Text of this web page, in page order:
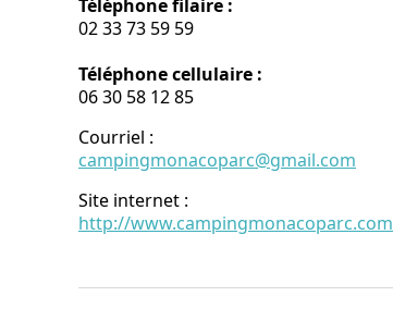
Téléphone filaire :
02 33 73 59 59
Téléphone cellulaire :
06 30 58 12 85
Courriel :
campingmonacoparc@gmail.com
Site internet :
http://www.campingmonacoparc.com